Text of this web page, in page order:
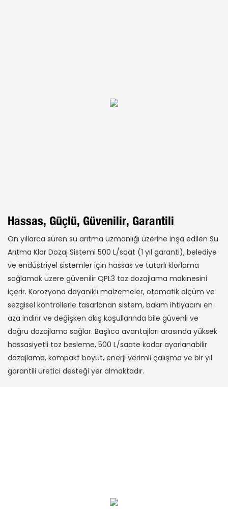
Hassas, Güçlü, Güvenilir, Garantili
On yıllarca süren su arıtma uzmanlığı üzerine inşa edilen Su
Arıtma Klor Dozaj Sistemi 500 L/saat (1 yıl garanti), belediye
ve endüstriyel sistemler için hassas ve tutarlı klorlama
sağlamak üzere güvenilir QPL3 toz dozajlama makinesini
içerir. Korozyona dayanıklı malzemeler, otomatik ölçüm ve
sezgisel kontrollerle tasarlanan sistem, bakım ihtiyacını en
aza indirir ve değişken akış koşullarında bile güvenli ve
doğru dozajlama sağlar. Başlıca avantajları arasında yüksek
hassasiyetli toz besleme, 500 L/saate kadar ayarlanabilir
dozajlama, kompakt boyut, enerji verimli çalışma ve bir yıl
garantili üretici desteği yer almaktadır.